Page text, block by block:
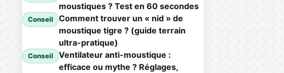
moustiques ? Test en 60 secondes
Conseil
Comment trouver un « nid » de
moustique tigre ? (guide terrain
ultra-pratique)
Conseil
Ventilateur anti-moustique :
efficace ou mythe ? Réglages,